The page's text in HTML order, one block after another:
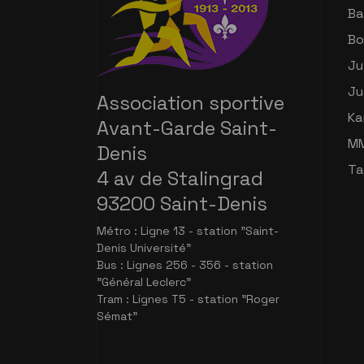
Association sportive
Avant-Garde Saint-
Denis
4 av de Stalingrad
93200 Saint-Denis
Métro : Ligne 13 - station "Saint-
Denis Université"
Bus : Lignes 256 - 356 - station
"Général Leclerc"
Tram : Lignes T5 - station "Roger
Sémat"